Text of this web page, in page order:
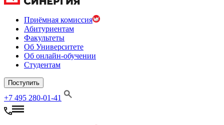
Приёмная комиссия
Абитуриентам
Факультеты
Об Университете
Об онлайн-обучении
Студентам
Поступить
+7 495 280-01-41